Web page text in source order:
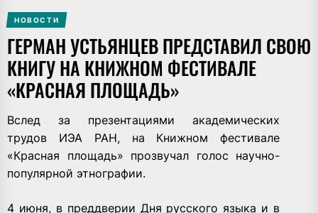
НОВОСТИ
ГЕРМАН УСТЬЯНЦЕВ ПРЕДСТАВИЛ СВОЮ
КНИГУ НА КНИЖНОМ ФЕСТИВАЛЕ
«КРАСНАЯ ПЛОЩАДЬ»
Вслед за презентациями академических
трудов ИЭА РАН, на Книжном фестивале
«Красная площадь» прозвучал голос научно-
популярной этнографии.
4 июня, в преддверии Дня русского языка и в